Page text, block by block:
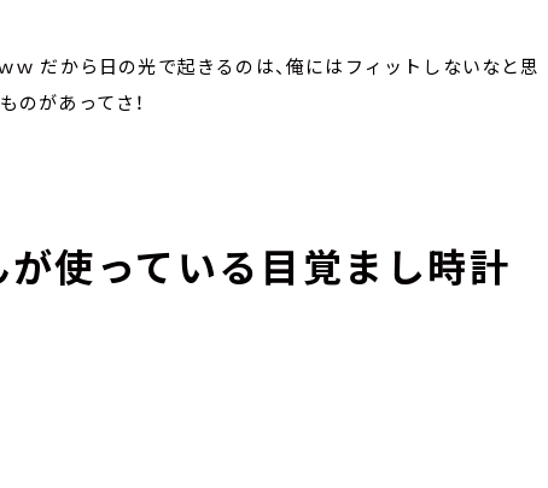
ｗ だから日の光で起きるのは、俺にはフィットしないなと思
のがあってさ！
使っている目覚まし時計